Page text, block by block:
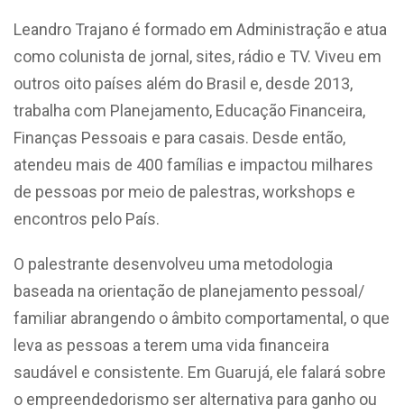
Leandro Trajano é formado em Administração e atua
como colunista de jornal, sites, rádio e TV. Viveu em
outros oito países além do Brasil e, desde 2013,
trabalha com Planejamento, Educação Financeira,
Finanças Pessoais e para casais. Desde então,
atendeu mais de 400 famílias e impactou milhares
de pessoas por meio de palestras, workshops e
encontros pelo País.
O palestrante desenvolveu uma metodologia
baseada na orientação de planejamento pessoal/
familiar abrangendo o âmbito comportamental, o que
leva as pessoas a terem uma vida financeira
saudável e consistente. Em Guarujá, ele falará sobre
o empreendedorismo ser alternativa para ganho ou